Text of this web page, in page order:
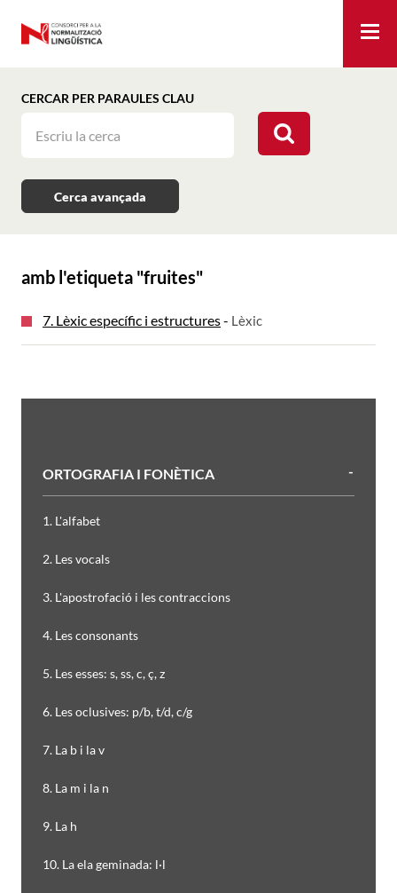
CERCAR PER PARAULES CLAU
Cerca avançada
amb l'etiqueta "fruites"
7. Lèxic específic i estructures- Lèxic
ORTOGRAFIA I FONÈTICA
1. L'alfabet
2. Les vocals
3. L'apostrofació i les contraccions
4. Les consonants
5. Les esses: s, ss, c, ç, z
6. Les oclusives: p/b, t/d, c/g
7. La b i la v
8. La m i la n
9. La h
10. La ela geminada: l·l